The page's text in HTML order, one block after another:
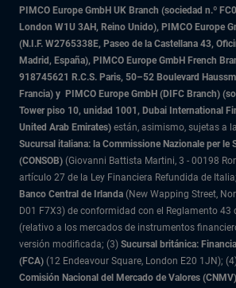
PIMCO Europe GmbH UK Branch (sociedad n.º
London W1U 3AH, Reino Unido), PIMCO Europe
(N.I.F. W2765338E, Paseo de la Castellana 43,
Madrid, España), PIMCO Europe GmbH French
918745621 R.C.S. Paris, 50–52 Boulevard
Francia) y PIMCO Europe GmbH (DIFC Branch)
Tower piso 10, unidad 1001, Dubai International
United Arab Emirates) están, asimismo, sujetas a
Sucursal italiana: la Commissione Nazionale per le
(CONSOB) (Giovanni Battista Martini, 3 - 00198
artículo 27 de la Ley Financiera Refundida de
Banco Central de Irlanda (New Wapping Street,
D01 F7X3) de conformidad con el Reglamento 43
(relativo a los mercados de instrumentos
versión modificada; (3) Sucursal británica:
(FCA) (12 Endeavour Square, London E20 1JN);
Comisión Nacional del Mercado de Valores (CNMV)